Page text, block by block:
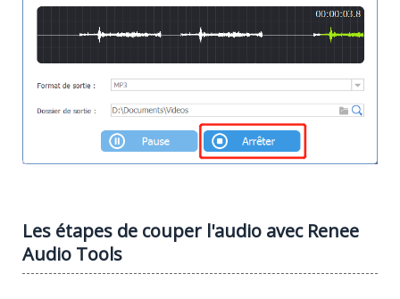
Les étapes de couper l'audio avec Renee
Audio Tools